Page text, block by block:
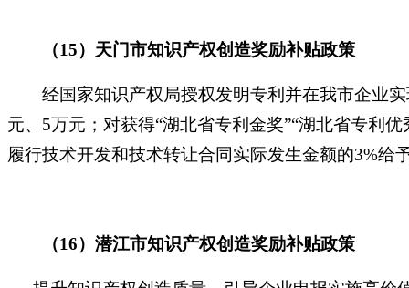
（15）天门市知识产权创造奖励补贴政策
经国家知识产权局授权发明专利并在我市企业实
元、5万元；对获得“湖北省专利金奖”“湖北省专利
履行技术开发和技术转让合同实际发生金额的3%给
（16）潜江市知识产权创造奖励补贴政策